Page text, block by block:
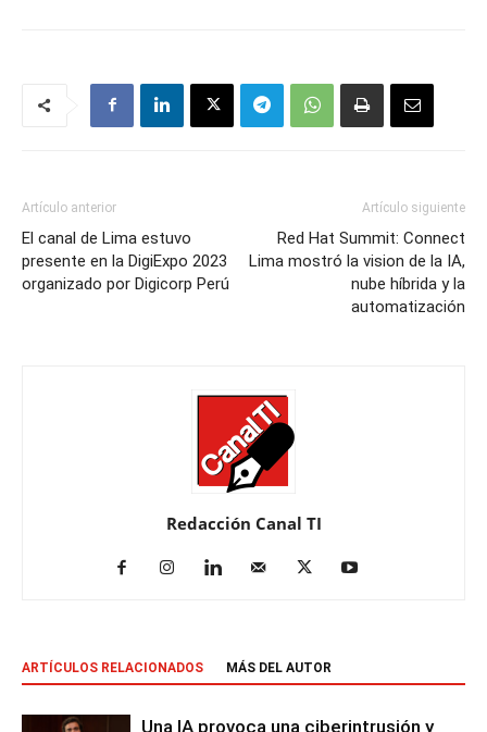
Artículo anterior
El canal de Lima estuvo
presente en la DigiExpo 2023
organizado por Digicorp Perú
Artículo siguiente
Red Hat Summit: Connect
Lima mostró la vision de la IA,
nube híbrida y la
automatización
Redacción Canal TI
ARTÍCULOS RELACIONADOS MÁS DEL AUTOR
Una IA provoca una ciberintrusión y